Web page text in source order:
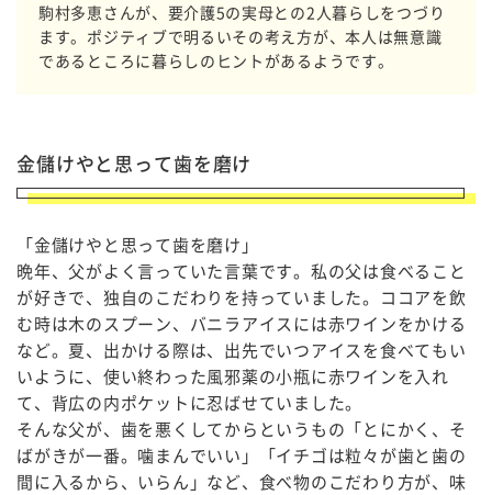
駒村多恵さんが、要介護5の実母との2人暮らしをつづり
ます。ポジティブで明るいその考え方が、本人は無意識
であるところに暮らしのヒントがあるようです。
金儲けやと思って歯を磨け
「金儲けやと思って歯を磨け」
晩年、父がよく言っていた言葉です。私の父は食べること
が好きで、独自のこだわりを持っていました。ココアを飲
む時は木のスプーン、バニラアイスには赤ワインをかける
など。夏、出かける際は、出先でいつアイスを食べてもい
いように、使い終わった風邪薬の小瓶に赤ワインを入れ
て、背広の内ポケットに忍ばせていました。
そんな父が、歯を悪くしてからというもの「とにかく、そ
ばがきが一番。噛まんでいい」「イチゴは粒々が歯と歯の
間に入るから、いらん」など、食べ物のこだわり方が、味